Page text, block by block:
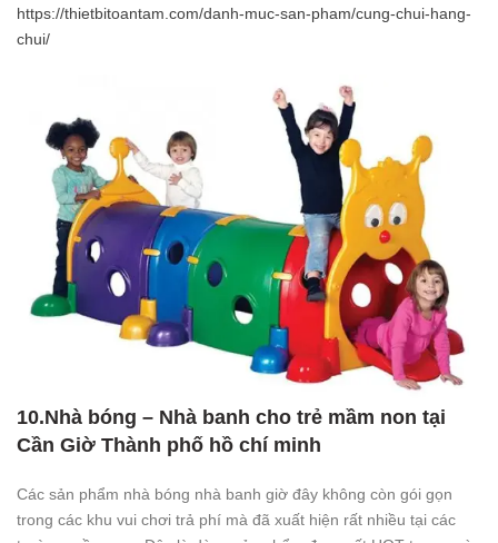
https://thietbitoantam.com/danh-muc-san-pham/cung-chui-hang-
chui/
10.Nhà bóng – Nhà banh cho trẻ mầm non tại
Cần Giờ Thành phố hồ chí minh
Các sản phẩm nhà bóng nhà banh giờ đây không còn gói gọn
trong các khu vui chơi trả phí mà đã xuất hiện rất nhiều tại các